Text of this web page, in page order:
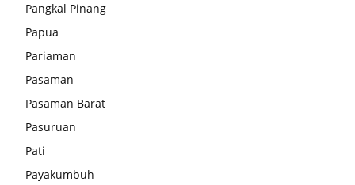
Pangkal Pinang
Papua
Pariaman
Pasaman
Pasaman Barat
Pasuruan
Pati
Payakumbuh